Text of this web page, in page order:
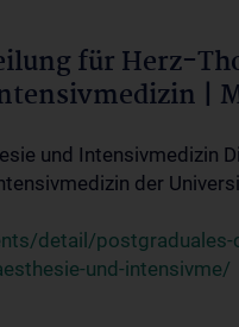
für Herz-
|
und Intensivmedizin
der
detail/postgraduales-
und-intensivme/